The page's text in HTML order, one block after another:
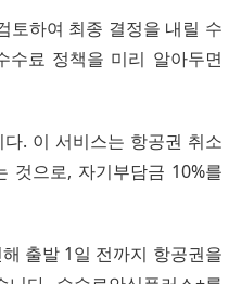
토하여 최종 결정을 내릴 수
수료 정책을 미리 알아두면
다. 이 서비스는 항공권 취소
것으로, 자기부담금 10%를
출발 1일 전까지 항공권을